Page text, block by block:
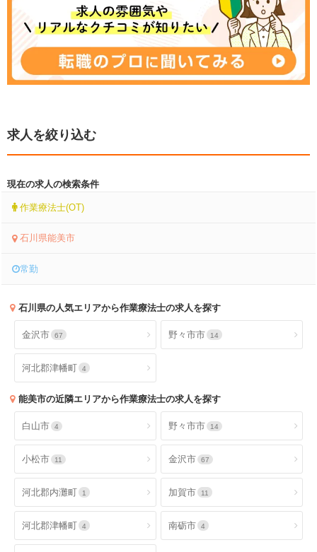
求人を絞り込む
現在の求人の検索条件
作業療法士(OT)
石川県能美市
常勤
石川県の人気エリアから作業療法士の求人を探す
金沢市 67 野々市市 14
河北郡津幡町 4
能美市の近隣エリアから作業療法士の求人を探す
白山市 4 野々市市 14
小松市 11 金沢市 67
河北郡内灘町 1 加賀市 11
河北郡津幡町 4 南砺市 4